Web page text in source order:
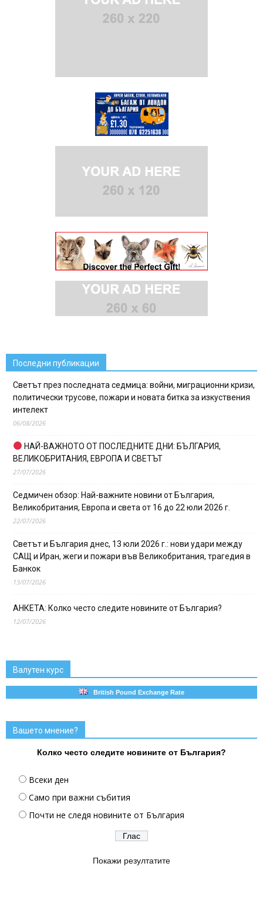
Последни публикации
Светът през последната седмица: войни, миграционни кризи,
политически трусове, пожари и новата битка за изкуствения
интелект
06/08/2026
НАЙ-ВАЖНОТО ОТ ПОСЛЕДНИТЕ ДНИ: БЪЛГАРИЯ,
ВЕЛИКОБРИТАНИЯ, ЕВРОПА И СВЕТЪТ
27/07/2026
Седмичен обзор: Най-важните новини от България,
Великобритания, Европа и света от 16 до 22 юли 2026 г.
22/07/2026
Светът и България днес, 13 юли 2026 г.: нови удари между
САЩ и Иран, жеги и пожари във Великобритания, трагедия в
Банкок
13/07/2026
АНКЕТА: Колко често следите новините от България?
12/07/2026
Валутен курс
British Pound Exchange Rate
Вашето мнение?
Колко често следите новините от България?
Всеки ден
Само при важни събития
Почти не следя новините от България
Покажи резултатите